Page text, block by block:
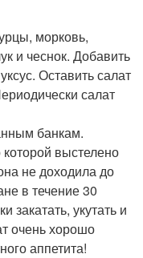
морковь,
и чеснок. Добавить
Оставить салат
салат
банкам.
выстелено
не доходила до
в течение 30
закатать, укутать и
очень хорошо
аппетита!